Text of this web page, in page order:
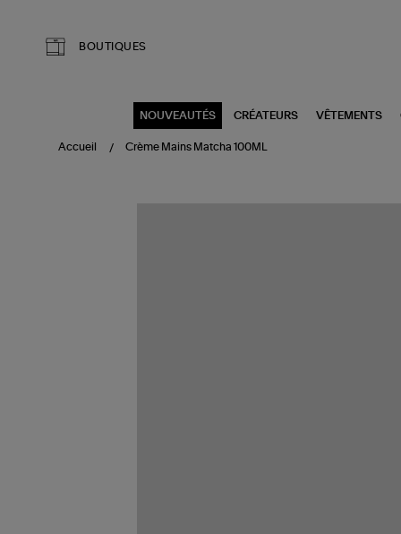
BOUTIQUES
NOUVEAUTÉS CRÉATEURS VÊTEMENTS
Accueil Crème Mains Matcha 100ML